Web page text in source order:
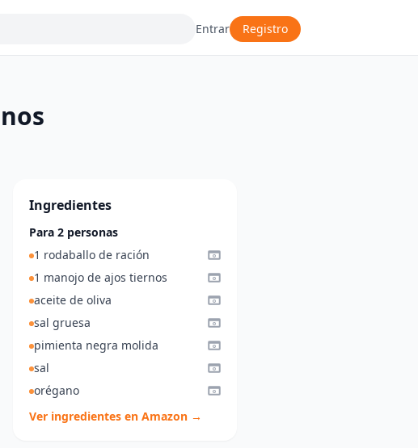
Entrar Registro
Ingredientes
Para 2 personas
1 rodaballo de ración
1 manojo de ajos tiernos
aceite de oliva
sal gruesa
pimienta negra molida
sal
orégano
Ver ingredientes en Amazon →